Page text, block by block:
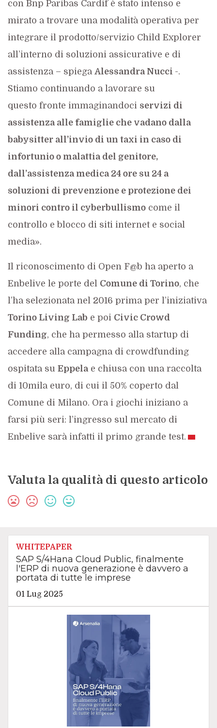
con Bnp Paribas Cardif è stato intenso e
mirato a trovare una modalità operativa per
integrare il prodotto/servizio Child Explorer
all’interno di soluzioni assicurative e di
assistenza – spiega Alessandra Nucci -.
Stiamo continuando a lavorare su
questo fronte immaginandoci servizi di
assistenza alle famiglie che vadano dalla
babysitter all’invio di un taxi in caso di
infortunio o malattia del genitore,
dall’assistenza medica 24 ore su 24 a
soluzioni di prevenzione e protezione dei
minori contro il cyberbullismocome il
controllo e blocco di siti internet e social
media».
Il riconoscimento di Open F@b ha aperto a
Enbelive le porte del Comune di Torino, che
l’ha selezionata nel 2016 prima per l’iniziativa
Torino Living Lab e poi Civic Crowd
Funding, che ha permesso alla startup di
accedere alla campagna di crowdfunding
ospitata su Eppelae chiusa con una raccolta
di 10mila euro, di cui il 50% coperto dal
Comune di Milano. Ora i giochi iniziano a
farsi più seri: l’ingresso sul mercato di
Enbelive sarà infatti il primo grande test.
Valuta la qualità di questo articolo
WHITEPAPER
SAP S/4Hana Cloud Public, finalmente
l'ERP di nuova generazione è davvero a
portata di tutte le imprese
01 Lug 2025